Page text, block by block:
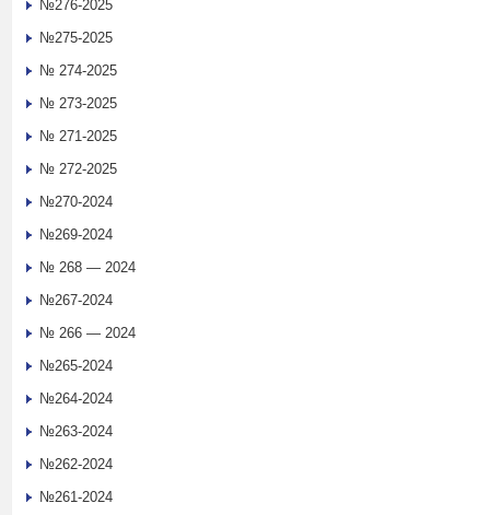
№276-2025
№275-2025
№ 274-2025
№ 273-2025
№ 271-2025
№ 272-2025
№270-2024
№269-2024
№ 268 — 2024
№267-2024
№ 266 — 2024
№265-2024
№264-2024
№263-2024
№262-2024
№261-2024